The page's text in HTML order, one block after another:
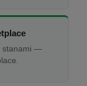
stanami —